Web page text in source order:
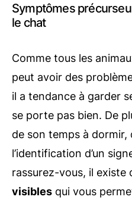
Symptômes
le chat
Comme tous les
peut avoir des
il a tendance à garder
se porte pas bien. De
de son temps à dormir,
l’identification d’un
rassurez-vous, il existe
visibles qui vous